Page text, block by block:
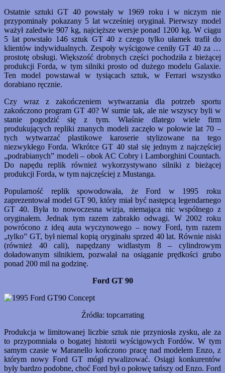
Ostatnie sztuki GT 40 powstały w 1969 roku i w niczym nie
przypominały pokazany 5 lat wcześniej oryginał. Pierwszy model
ważył zaledwie 907 kg, najcięższe wersje ponad 1200 kg. W ciągu
5 lat powstało 146 sztuk GT 40 z czego tylko ułamek trafił do
klientów indywidualnych. Zespoły wyścigowe ceniły GT 40 za …
prostotę obsługi. Większość drobnych części pochodziła z bieżącej
produkcji Forda, w tym silniki prosto od dużego modelu Galaxie.
Ten model powstawał w tysiącach sztuk, w Ferrari wszystko
dorabiano ręcznie.
Czy wraz z zakończeniem wytwarzania dla potrzeb sportu
zakończono program GT 40? W sumie tak, ale nie wszyscy byli w
stanie pogodzić się z tym. Właśnie dlatego wiele firm
produkujących repliki znanych modeli zaczęło w połowie lat 70 –
tych wytwarzać plastikowe karoserie stylizowane na tego
niezwykłego Forda. Wkrótce GT 40 stał się jednym z najczęściej
„podrabianych” modeli – obok AC Cobry i Lamborghini Countach.
Do napędu replik również wykorzystywano silniki z bieżącej
produkcji Forda, w tym najczęściej z Mustanga.
Popularność replik spowodowała, że Ford w 1995 roku
zaprezentował model GT 90, który miał być następcą legendarnego
GT 40. Była to nowoczesna wizja, niemająca nic wspólnego z
oryginałem. Jednak tym razem zabrakło odwagi. W 2002 roku
powrócono z ideą auta wyczynowego – nowy Ford, tym razem
„tylko” GT, był niemal kopią oryginału sprzed 40 lat. Równie niski
(również 40 cali), napędzany widlastym 8 – cylindrowym
doładowanym silnikiem, pozwalał na osiąganie prędkości grubo
ponad 200 mil na godzinę.
Ford GT 90
Źródła: topcarrating
Produkcja w limitowanej liczbie sztuk nie przyniosła zysku, ale za
to przypomniała o bogatej historii wyścigowych Fordów. W tym
samym czasie w Maranello kończono pracę nad modelem Enzo, z
którym nowy Ford GT mógł rywalizować. Osiągi konkurentów
były bardzo podobne, choć Ford był o połowę tańszy od Enzo. Ford